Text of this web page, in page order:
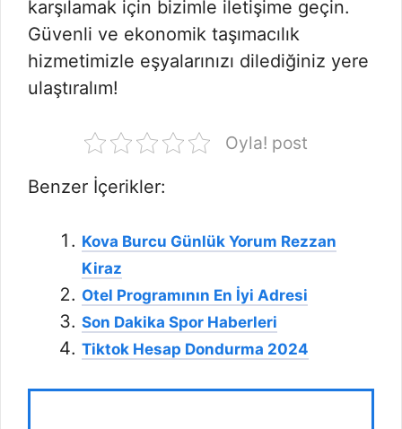
karşılamak için bizimle iletişime geçin.
Güvenli ve ekonomik taşımacılık
hizmetimizle eşyalarınızı dilediğiniz yere
ulaştıralım!
Oyla! post
Benzer İçerikler:
Kova Burcu Günlük Yorum Rezzan
Kiraz
Otel Programının En İyi Adresi
Son Dakika Spor Haberleri
Tiktok Hesap Dondurma 2024